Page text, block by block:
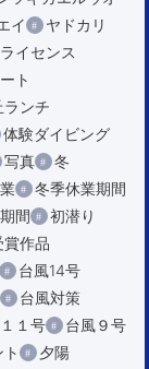
イ
ヤドカリ
ライセンス
ト
ランチ
体験ダイビング
写真
冬
冬季休業期間
間
初潜り
賞作品
台風14号
台風対策
１号
台風９号
夕陽